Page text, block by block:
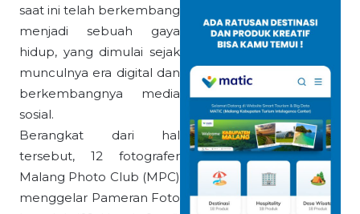
saat ini telah berkembang
menjadi sebuah gaya
hidup, yang dimulai sejak
munculnya era digital dan
berkembangnya media
sosial.
Berangkat dari hal
tersebut, 12 fotografer
Malang Photo Club (MPC)
menggelar Pameran Foto